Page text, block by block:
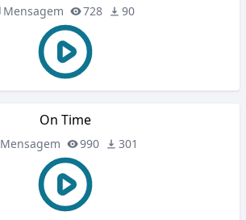
Mensagem 728 90
On Time
Mensagem 990 301